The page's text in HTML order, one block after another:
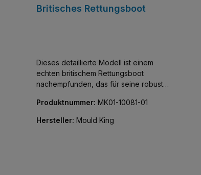
Britisches Rettungsboot
Dieses detaillierte Modell ist einem
echten britischem Rettungsboot
nachempfunden, das für seine robuste
bei rauer See bekannt ist. Mit 364
Teilen ist dieses Set perfekt für
diejenigen, die akribische Details und
Produktnummer: MK01-10081-01
Hersteller: Mould King